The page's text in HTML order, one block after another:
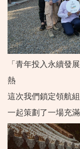
「青年投入永續發
熱
這次我們鎖定領航
一起策劃了一場充